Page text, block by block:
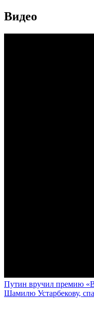
Видео
Путин вручил премию
Шамилю Устарбекову,